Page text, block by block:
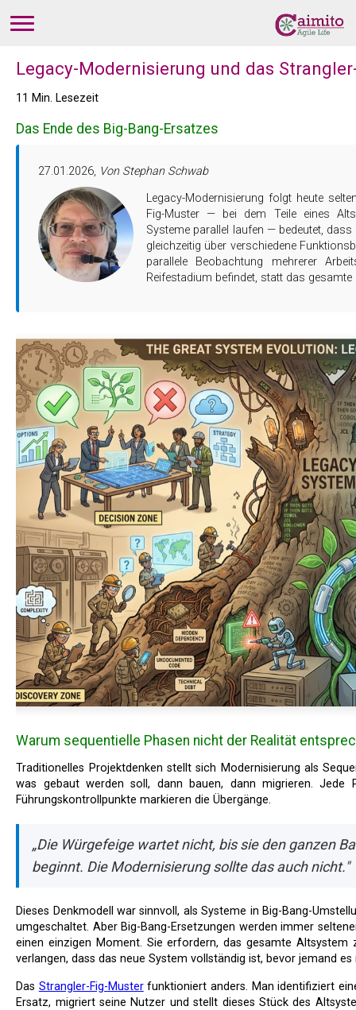
Legacy-Modernisierung und das
11 Min. Lesezeit
Das Ende des Big-Bang-Ersatzes
27.01.2026, Von Stephan Schwab
Legacy-Modernisierung folgt heute selten noch einem sauberen Phasenmodell. Das Strangler-
Fig-Muster — bei dem Teile eines
Systeme parallel laufen — bedeutet,
gleichzeitig über verschiedene
parallele Beobachtung mehrerer
Reifestadium befindet, statt das
Warum sequentielle Phasen nicht der Realität
Traditionelles Projektdenken stellt sich Modernisierung als Sequenz vor: erst das Altsystem verstehen, dann entscheiden,
was gebaut werden soll, dann bauen, dann migrieren. Jede
Führungskontrollpunkte markieren die Übergänge.
„Die Würgefeige wartet nicht, bis sie den ganzen
beginnt. Die Modernisierung sollte das auch nicht."
Dieses Denkmodell war sinnvoll, als Systeme in Big-Bang-Umstellungen ersetzt wurden — an einem Wochenende wird alles
umgeschaltet. Aber Big-Bang-Ersetzungen werden immer
einen einzigen Moment. Sie erfordern, das gesamte
verlangen, dass das neue System vollständig ist, bevor jemand
Das Strangler-Fig-Musterfunktioniert anders. Man identifiziert
Ersatz, migriert seine Nutzer und stellt dieses Stück des